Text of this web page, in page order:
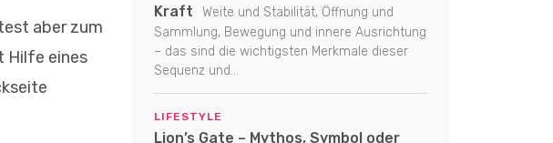
aber zum
Hilfe eines
Kraft
Weite und Stabilität, Öffnung und
Sammlung, Bewegung und innere Ausrichtung
– das sind die wichtigsten Merkmale dieser
Sequenz und...
LIFESTYLE
Lion’s Gate – Mythos, Symbol oder